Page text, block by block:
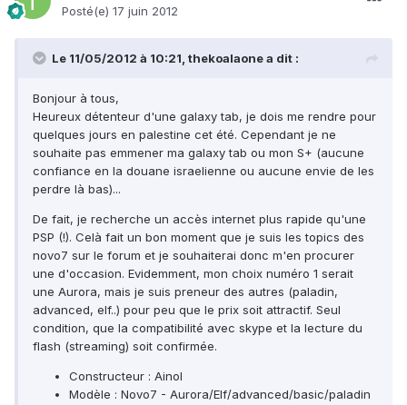
Posté(e) 17 juin 2012
Le 11/05/2012 à 10:21, thekoalaone a dit :
Bonjour à tous,
Heureux détenteur d'une galaxy tab, je dois me rendre pour
quelques jours en palestine cet été. Cependant je ne
souhaite pas emmener ma galaxy tab ou mon S+ (aucune
confiance en la douane israelienne ou aucune envie de les
perdre là bas)...
De fait, je recherche un accès internet plus rapide qu'une
PSP (!). Celà fait un bon moment que je suis les topics des
novo7 sur le forum et je souhaiterai donc m'en procurer
une d'occasion. Evidemment, mon choix numéro 1 serait
une Aurora, mais je suis preneur des autres (paladin,
advanced, elf..) pour peu que le prix soit attractif. Seul
condition, que la compatibilité avec skype et la lecture du
flash (streaming) soit confirmée.
Constructeur : Ainol
Modèle : Novo7 - Aurora/Elf/advanced/basic/paladin